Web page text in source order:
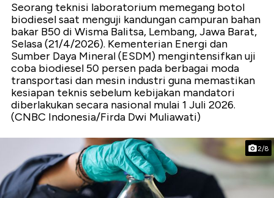
Seorang teknisi laboratorium memegang botol
biodiesel saat menguji kandungan campuran bahan
bakar B50 di Wisma Balitsa, Lembang, Jawa Barat,
Selasa (21/4/2026). Kementerian Energi dan
Sumber Daya Mineral (ESDM) mengintensifkan uji
coba biodiesel 50 persen pada berbagai moda
transportasi dan mesin industri guna memastikan
kesiapan teknis sebelum kebijakan mandatori
diberlakukan secara nasional mulai 1 Juli 2026.
(CNBC Indonesia/Firda Dwi Muliawati)
2/8